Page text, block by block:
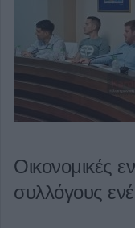
Οικονομικές
συλλόγους